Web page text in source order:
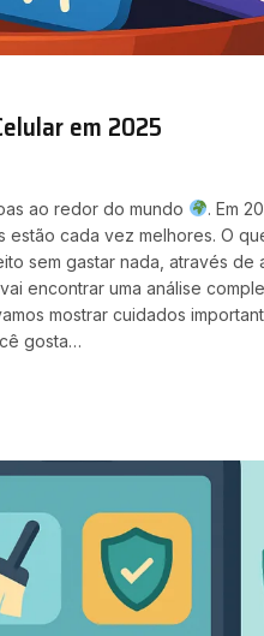
em 2025
ao redor do mundo
. Em
cada vez melhores. O
sem gastar nada, através de
encontrar uma análise
mostrar cuidados
gosta…